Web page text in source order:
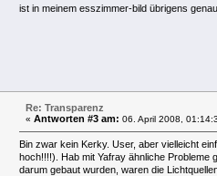
ist in meinem esszimmer-bild übrigens
Re: Transparenz
« Antworten #3 am: 06. April 2008,
Bin zwar kein Kerky. User, aber vielleicht
hoch!!!!). Hab mit Yafray ähnliche Probleme
darum gebaut wurden, waren die